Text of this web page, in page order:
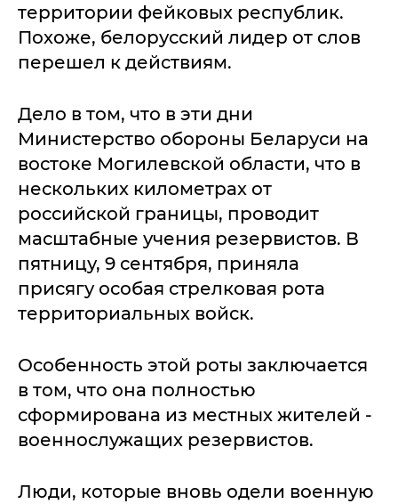
территории фейковых республик.
Похоже, белорусский лидер от слов
перешел к действиям.
Дело в том, что в эти дни
Министерство обороны Беларуси на
востоке Могилевской области, что в
нескольких километрах от
российской границы, проводит
масштабные учения резервистов. В
пятницу, 9 сентября, приняла
присягу особая стрелковая рота
территориальных войск.
Особенность этой роты заключается
в том, что она полностью
сформирована из местных жителей -
военнослужащих резервистов.
Люди, которые вновь одели военную